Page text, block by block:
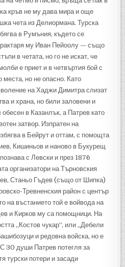
кръв не му дава мира и още
чета из Делиормана. Турска
в Румъния, където се
му Иван Пейоолу — също
в четата, но го не искат, че
е приет и в четвъртия бой с
места, но не опасно. Като
на Хаджи Димитра слизат
и храна, но били заловени и
в Казанлък, а Патрев като
затвор. Изпратен на
в Бейрут и оттам, с помощта
Кишиньов и наново в Букурещ
с Левски и през 1876
организатори на Търновския
Станьо Гъдев (също от Шипка)
Тревненския район с център
на въстанието той е войвода на
и Кирков му са помощници. На
„Костов чукар“, или „Дебели
и редовна войска, но е
30 души Патрев потегля за
турски потери и засади